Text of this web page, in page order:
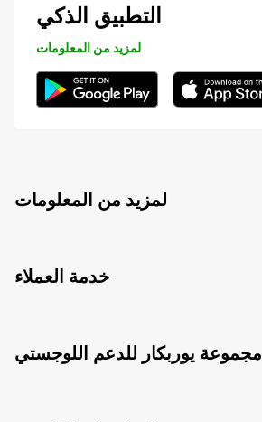
التطبيق الذكي
لمزيد من المعلومات
لمزيد من المعلومات
خدمة العملاء
مجموعة يوربكار للدعم اللوجستي